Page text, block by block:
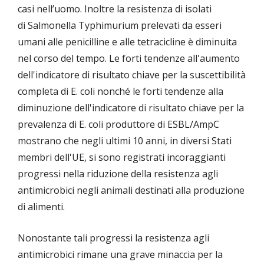
casi nell’uomo. Inoltre la resistenza di isolati
di Salmonella Typhimurium prelevati da esseri
umani alle penicilline e alle tetracicline è diminuita
nel corso del tempo. Le forti tendenze all'aumento
dell'indicatore di risultato chiave per la suscettibilità
completa di E. coli nonché le forti tendenze alla
diminuzione dell'indicatore di risultato chiave per la
prevalenza di E. coli produttore di ESBL/AmpC
mostrano che negli ultimi 10 anni, in diversi Stati
membri dell'UE, si sono registrati incoraggianti
progressi nella riduzione della resistenza agli
antimicrobici negli animali destinati alla produzione
di alimenti.
Nonostante tali progressi la resistenza agli
antimicrobici rimane una grave minaccia per la